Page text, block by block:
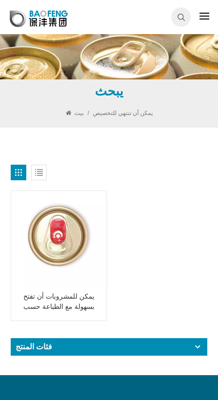
يبحث
بيت / يمكن أن تنتهي للتخصيص
يمكن للمشروبات أن تفتح
بسهولة مع الطباعة حسب
فئات المنتج